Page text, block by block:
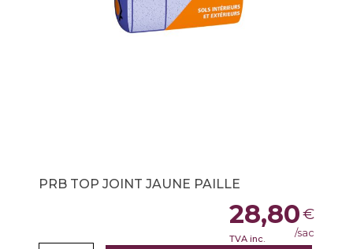
PRB TOP JOINT JAUNE PAILLE
28,80€
TVA inc. /sac